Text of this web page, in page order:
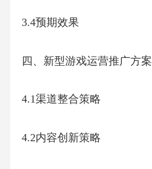
3.4预期效果
四、新型游戏运营推广方案
4.1渠道整合策略
4.2内容创新策略